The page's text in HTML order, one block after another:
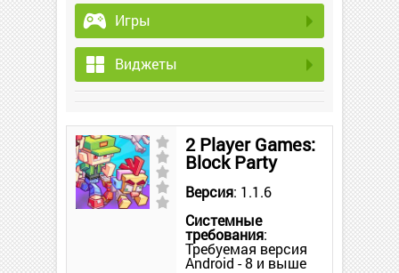
Игры
Виджеты
2 Player Games:
Block Party
Версия: 1.1.6
Системные
требования:
Требуемая версия
Android - 8 и выше